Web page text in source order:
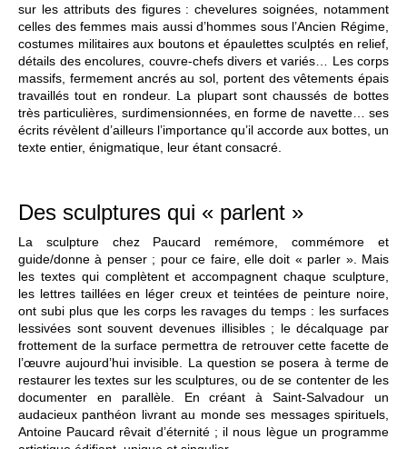
sur les attributs des figures : chevelures soignées, notamment
celles des femmes mais aussi d’hommes sous l’Ancien Régime,
costumes militaires aux boutons et épaulettes sculptés en relief,
détails des encolures, couvre-chefs divers et variés… Les corps
massifs, fermement ancrés au sol, portent des vêtements épais
travaillés tout en rondeur. La plupart sont chaussés de bottes
très particulières, surdimensionnées, en forme de navette… ses
écrits révèlent d’ailleurs l’importance qu’il accorde aux bottes, un
texte entier, énigmatique, leur étant consacré.
Des sculptures qui « parlent »
La sculpture chez Paucard remémore, commémore et
guide/donne à penser ; pour ce faire, elle doit « parler ». Mais
les textes qui complètent et accompagnent chaque sculpture,
les lettres taillées en léger creux et teintées de peinture noire,
ont subi plus que les corps les ravages du temps : les surfaces
lessivées sont souvent devenues illisibles ; le décalquage par
frottement de la surface permettra de retrouver cette facette de
l’œuvre aujourd’hui invisible. La question se posera à terme de
restaurer les textes sur les sculptures, ou de se contenter de les
documenter en parallèle. En créant à Saint-Salvadour un
audacieux panthéon livrant au monde ses messages spirituels,
Antoine Paucard rêvait d’éternité ; il nous lègue un programme